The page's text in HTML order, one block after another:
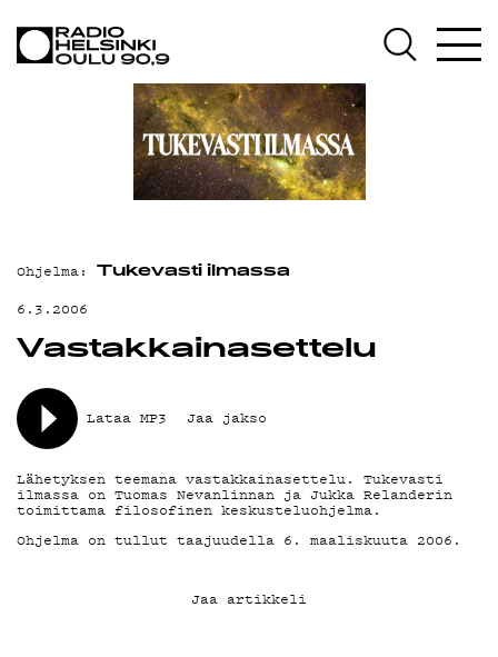
AJANKOHTAISTA
OHJELMAT
TEKIJÄT
ON-DEMAND
MAINOSTA
YHTEYSTIEDOT
G LIVELAB
YSTÄVÄKLUBI
TIETOSUOJA
KIRJAUDU SISÄÄN
Ohjelma: Tukevasti ilmassa
6.3.2006
Vastakkainasettelu
Lataa MP3 Jaa jakso
Lähetyksen teemana vastakkainasettelu. Tukevasti
ilmassa on Tuomas Nevanlinnan ja Jukka Relanderin
toimittama filosofinen keskusteluohjelma.
Ohjelma on tullut taajuudella 6. maaliskuuta 2006.
Jaa artikkeli